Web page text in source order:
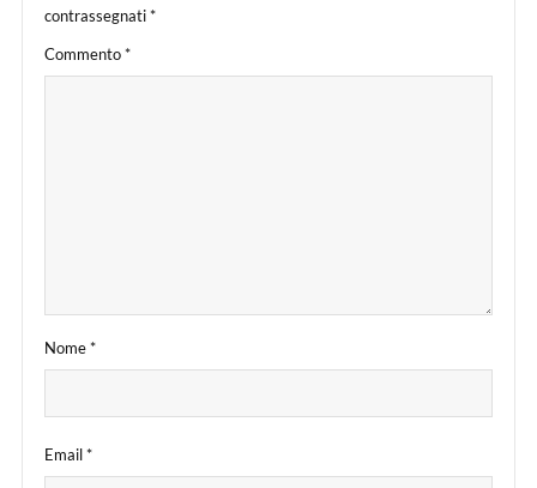
contrassegnati*
Commento*
Nome*
Email*